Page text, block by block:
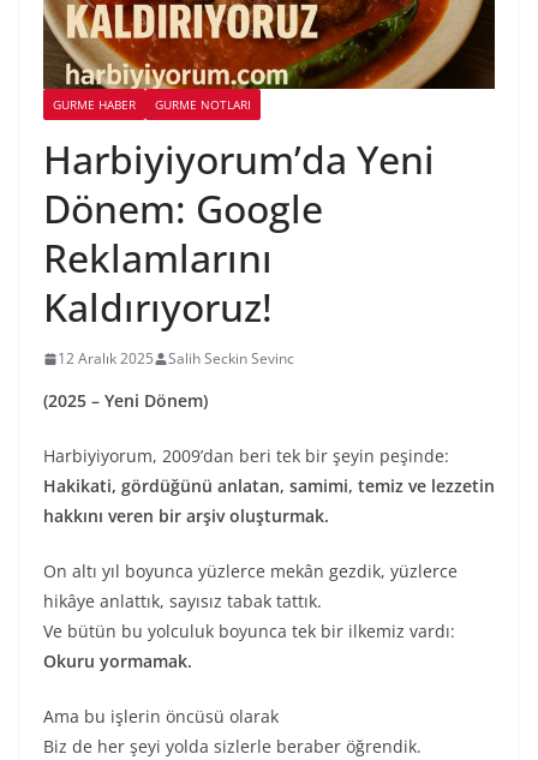
GURME HABER GURME NOTLARI
Harbiyiyorum’da Yeni
Dönem: Google
Reklamlarını
Kaldırıyoruz!
12 Aralık 2025 Salih Seckin Sevinc
(2025 – Yeni Dönem)
Harbiyiyorum, 2009’dan beri tek bir şeyin peşinde:
Hakikati, gördüğünü anlatan, samimi, temiz ve lezzetin
hakkını veren bir arşiv oluşturmak.
On altı yıl boyunca yüzlerce mekân gezdik, yüzlerce
hikâye anlattık, sayısız tabak tattık.
Ve bütün bu yolculuk boyunca tek bir ilkemiz vardı:
Okuru yormamak.
Ama bu işlerin öncüsü olarak
Biz de her şeyi yolda sizlerle beraber öğrendik.